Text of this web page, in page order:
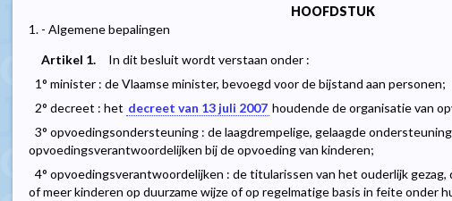
HOOFDSTUK
1. - Algemene bepalingen
Artikel 1.
In dit besluit wordt verstaan onder :
1° minister : de Vlaamse minister, bevoegd voor de bijstand aan personen;
2° decreet : het decreet van 13 juli 2007 houdende de organisatie van
3° opvoedingsondersteuning : de laagdrempelige, gelaagde
opvoedingsverantwoordelijken bij de opvoeding van kinderen;
4° opvoedingsverantwoordelijken : de titularissen van het ouderlijk
of meer kinderen op duurzame wijze of op regelmatige basis in feite onder